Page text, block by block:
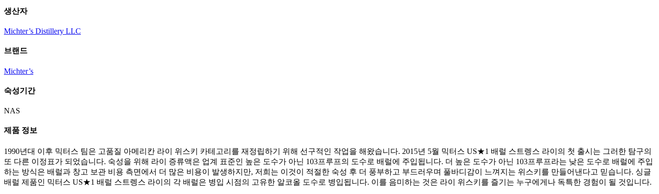
생산자
Michter’s Distillery LLC
브랜드
Michter’s
숙성기간
NAS
제품 정보
1990년대 이후 믹터스 팀은 고품질 아메리칸 라이 위스키 카테고리를 재정립하기 위해 선구적인 작업을 해왔습니다. 2015년 5월 믹터스 US★1 배럴 스트렝스 라이의 첫 출시는 그러한 탐구의
또 다른 이정표가 되었습니다. 숙성을 위해 라이 증류액은 업계 표준인 높은 도수가 아닌 103프루프의 도수로 배럴에 주입됩니다. 더 높은 도수가 아닌 103프루프라는 낮은 도수로 배럴에 주입
하는 방식은 배럴과 창고 보관 비용 측면에서 더 많은 비용이 발생하지만, 저희는 이것이 적절한 숙성 후 더 풍부하고 부드러우며 풀바디감이 느껴지는 위스키를 만들어낸다고 믿습니다. 싱글
배럴 제품인 믹터스 US★1 배럴 스트렝스 라이의 각 배럴은 병입 시점의 고유한 알코올 도수로 병입됩니다. 이를 음미하는 것은 라이 위스키를 즐기는 누구에게나 독특한 경험이 될 것입니다.